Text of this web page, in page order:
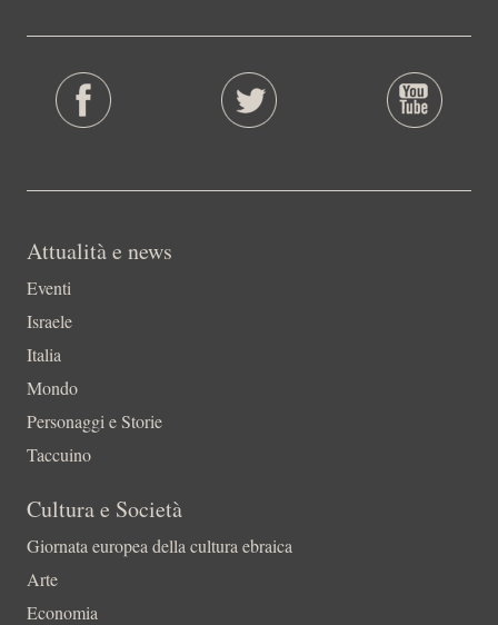
Attualità e news
Eventi
Israele
Italia
Mondo
Personaggi e Storie
Taccuino
Cultura e Società
Giornata europea della cultura ebraica
Arte
Economia